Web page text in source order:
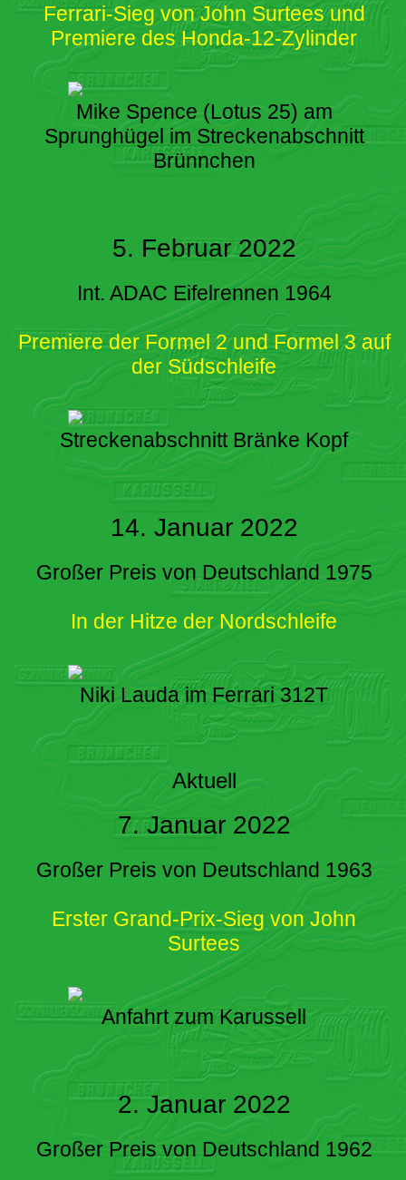
Ferrari-Sieg von John Surtees und
Premiere des Honda-12-Zylinder
Mike Spence (Lotus 25) am
Sprunghügel im Streckenabschnitt
Brünnchen
5. Februar 2022
Int. ADAC Eifelrennen 1964
Premiere der Formel 2 und Formel 3 auf
der Südschleife
Streckenabschnitt Bränke Kopf
14. Januar 2022
Großer Preis von Deutschland 1975
In der Hitze der Nordschleife
Niki Lauda im Ferrari 312T
Aktuell
7. Januar 2022
Großer Preis von Deutschland 1963
Erster Grand-Prix-Sieg von John
Surtees
Anfahrt zum Karussell
2. Januar 2022
Großer Preis von Deutschland 1962